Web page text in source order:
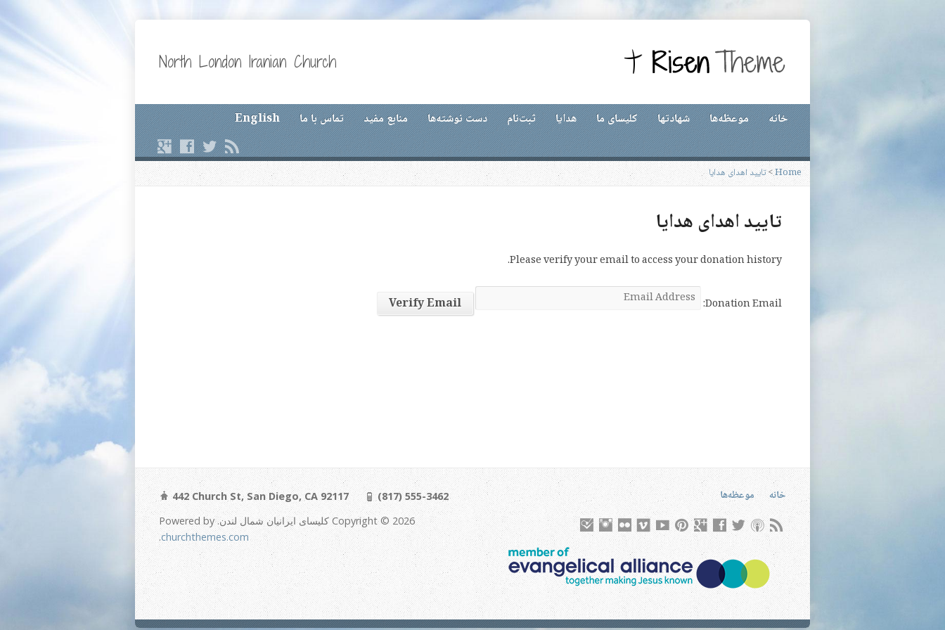
North London Iranian Church
خانه موعظه‌ها شهادتها کلیسای ما هدایا ثبت‌نام دست نوشته‌ها منابع مفید تماس با ما English
Home
>تایید اهدای هدایا
تایید اهدای هدایا
Please verify your email to access your donation history.
Donation Email:
خانه موعظه‌ها 442 Church St, San Diego, CA 92117
(817) 555-3462
Copyright © 2026 کلیسای ایرانیان شمال لندن. Powered by
churchthemes.com
.